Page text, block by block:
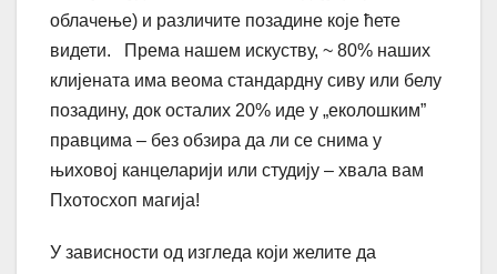
облачење) и различите позадине које ћете
видети. Према нашем искуству, ~ 80% наших
клијената има веома стандардну сиву или белу
позадину, док осталих 20% иде у „еколошким”
правцима – без обзира да ли се снима у
њиховој канцеларији или студију – хвала вам
Пхотосхоп магија!
У зависности од изгледа који желите да